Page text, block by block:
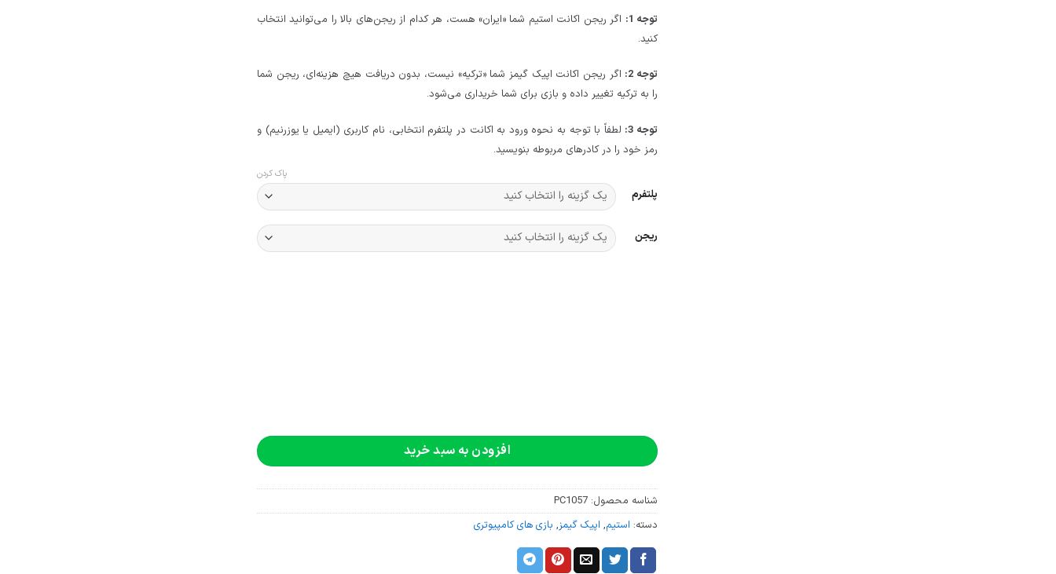
توجه 1:
اگر ریجن اکانت استیم شما «ایران» هست، هر کدام از ریجن‌های بالا را می‌توانید انتخاب
کنید.
توجه 2:
اگر ریجن اکانت اپیک گیمز شما «ترکیه» نیست، بدون دریافت هیچ هزینه‌ای، ریجن شما
را به ترکیه تغییر داده و بازی برای شما خریداری می‌شود.
توجه 3:
لطفاً با توجه به نحوه ورود به اکانت در پلتفرم انتخابی، نام کاربری (ایمیل یا یوزرنیم) و
رمز خود را در کادرهای مربوطه بنویسید.
پلتفرم
ریجن
پاک کردن
افزودن به سبد خرید
شناسه محصول: PC1057
دسته: استیم, اپیک گیمز, بازی های کامپیوتری